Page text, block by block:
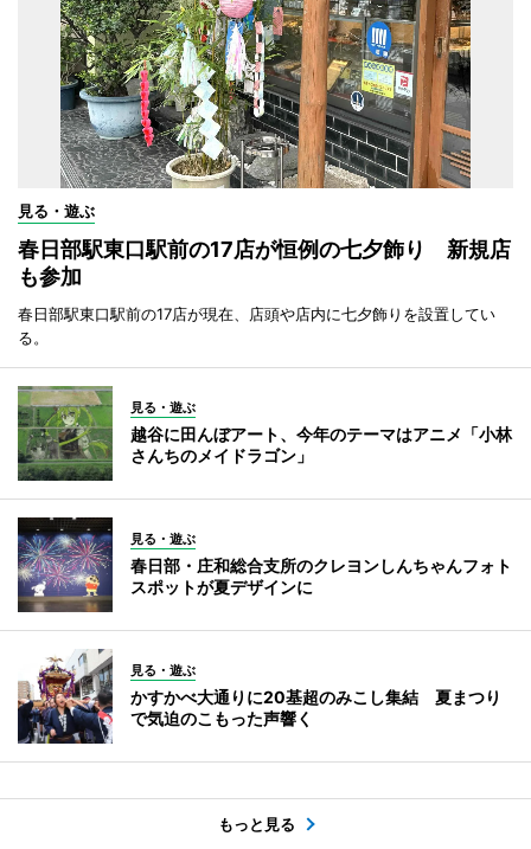
見る・遊ぶ
春日部駅東口駅前の17店が恒例の七夕飾り 新規店
も参加
春日部駅東口駅前の17店が現在、店頭や店内に七夕飾りを設置してい
る。
見る・遊ぶ
越谷に田んぼアート、今年のテーマはアニメ「小林
さんちのメイドラゴン」
見る・遊ぶ
春日部・庄和総合支所のクレヨンしんちゃんフォト
スポットが夏デザインに
見る・遊ぶ
かすかべ大通りに20基超のみこし集結 夏まつり
で気迫のこもった声響く
もっと見る